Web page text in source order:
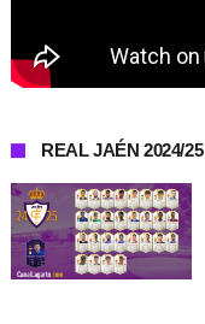
REAL JAÉN 2024/25